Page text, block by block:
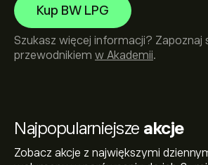
Najpopularniejsze akcje
Zobacz akcje z największymi
Kup BW LPG
Szukasz więcej informacji? Zapoznaj
przewodnikiem w Akademii.